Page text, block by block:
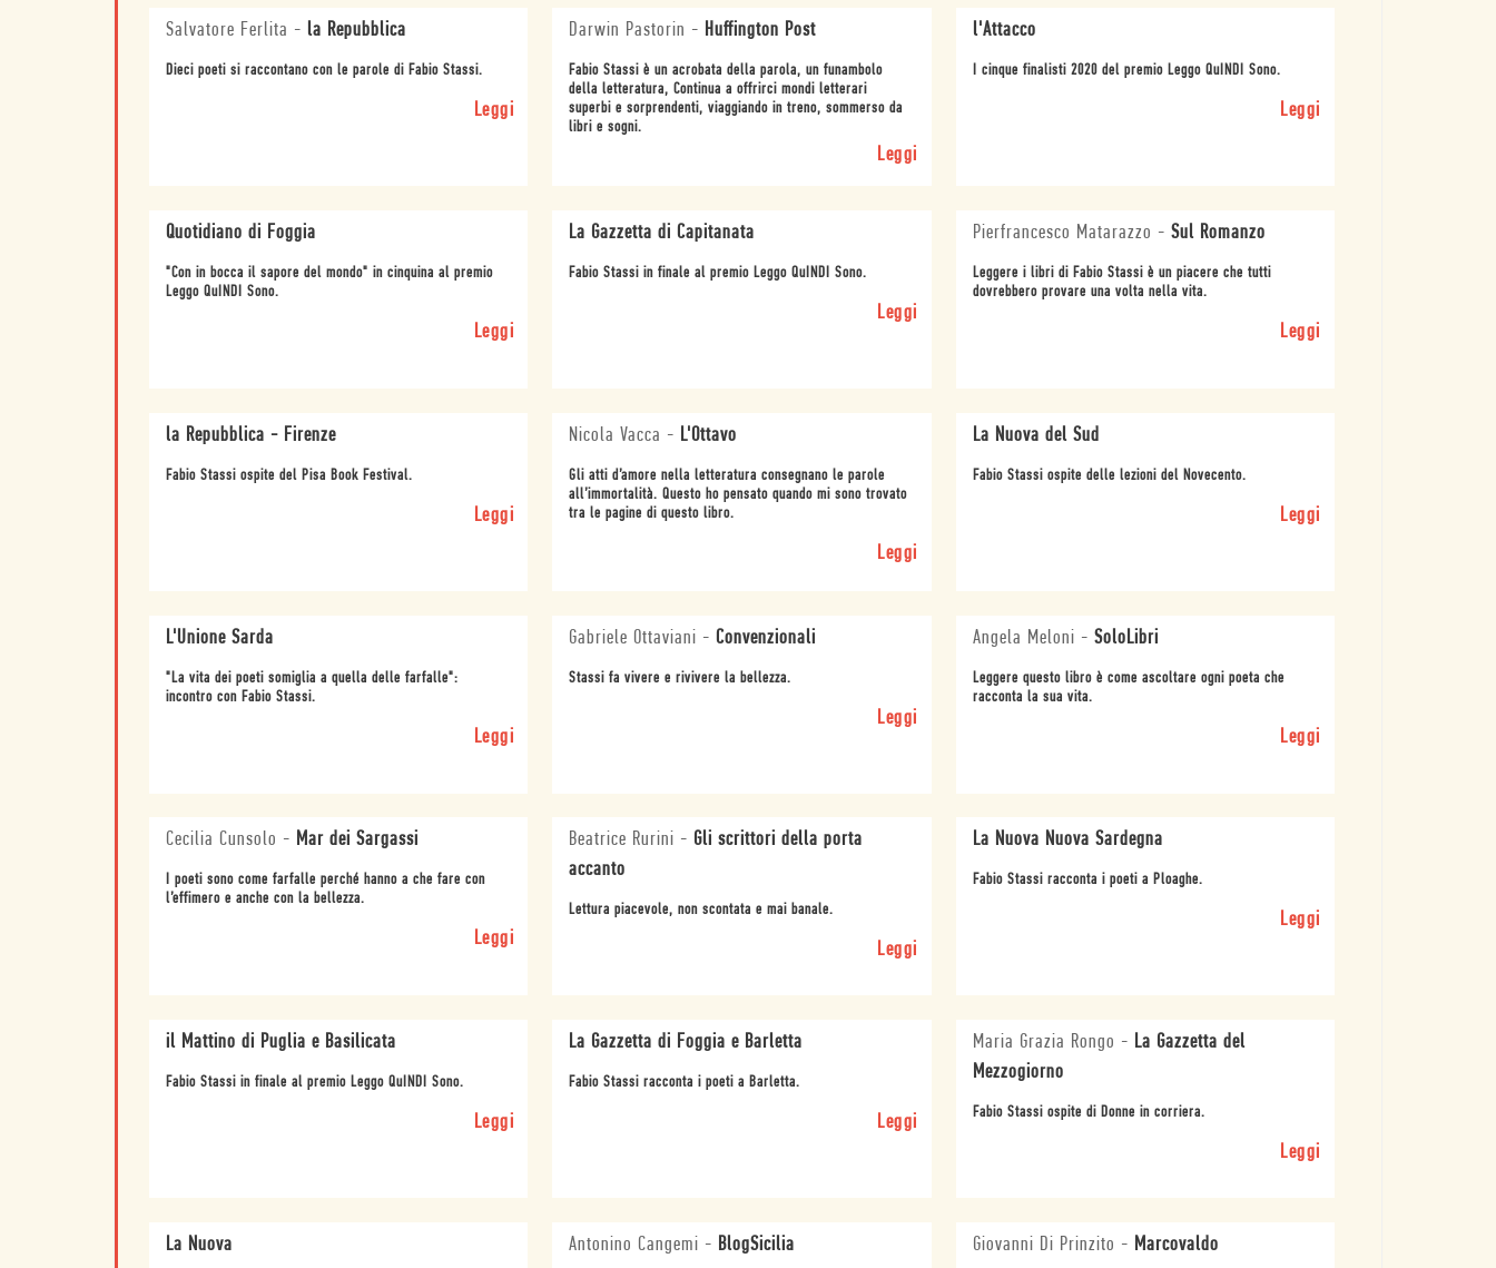
Salvatore Ferlita - la Repubblica
Dieci poeti si raccontano con le parole di Fabio Stassi.
Leggi
Darwin Pastorin - Huffington Post
Fabio Stassi è un acrobata della parola, un funambolo
della letteratura, Continua a offrirci mondi letterari
superbi e sorprendenti, viaggiando in treno, sommerso da
libri e sogni.
Leggi
l'Attacco
I cinque finalisti 2020 del premio Leggo QuINDI Sono.
Leggi
Quotidiano di Foggia
"Con in bocca il sapore del mondo" in cinquina al premio
Leggo QuINDI Sono.
Leggi
La Gazzetta di Capitanata
Fabio Stassi in finale al premio Leggo QuINDI Sono.
Leggi
Pierfrancesco Matarazzo - Sul Romanzo
Leggere i libri di Fabio Stassi è un piacere che tutti
dovrebbero provare una volta nella vita.
Leggi
la Repubblica - Firenze
Fabio Stassi ospite del Pisa Book Festival.
Leggi
Nicola Vacca - L'Ottavo
Gli atti d’amore nella letteratura consegnano le parole
all’immortalità. Questo ho pensato quando mi sono trovato
tra le pagine di questo libro.
Leggi
La Nuova del Sud
Fabio Stassi ospite delle lezioni del Novecento.
Leggi
L'Unione Sarda
"La vita dei poeti somiglia a quella delle farfalle":
incontro con Fabio Stassi.
Leggi
Gabriele Ottaviani -Convenzionali
Stassi fa vivere e rivivere la bellezza.
Leggi
Angela Meloni - SoloLibri
Leggere questo libro è come ascoltare ogni poeta che
racconta la sua vita.
Leggi
Cecilia Cunsolo - Mar dei Sargassi
I poeti sono come farfalle perché hanno a che fare con
l’effimero e anche con la bellezza.
Leggi
Beatrice Rurini - Gli scrittori della porta
accanto
Lettura piacevole, non scontata e mai banale.
Leggi
La Nuova Nuova Sardegna
Fabio Stassi racconta i poeti a Ploaghe.
Leggi
il Mattino di Puglia e Basilicata
Fabio Stassi in finale al premio Leggo QuINDI Sono.
Leggi
La Gazzetta di Foggia e Barletta
Fabio Stassi racconta i poeti a Barletta.
Leggi
Maria Grazia Rongo - La Gazzetta del
Mezzogiorno
Fabio Stassi ospite di Donne in corriera.
Leggi
La Nuova Antonino Cangemi - BlogSicilia Giovanni Di Prinzito - Marcovaldo